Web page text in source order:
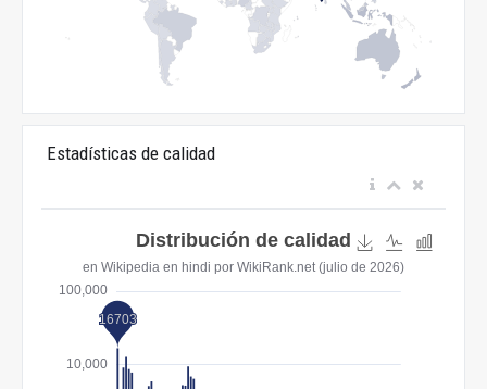
Estadísticas de calidad